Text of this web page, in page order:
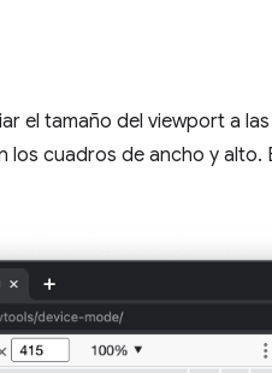
el tamaño del viewport a
cuadros de ancho y alto.